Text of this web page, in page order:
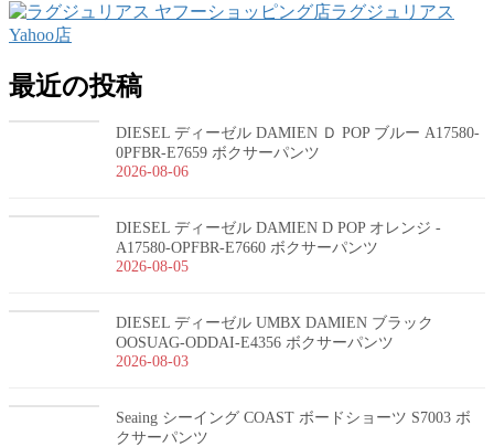
ラグジュリアス
Yahoo店
最近の投稿
DIESEL ディーゼル DAMIEN Ｄ POP ブルー A17580-
0PFBR-E7659 ボクサーパンツ
2026-08-06
DIESEL ディーゼル DAMIEN D POP オレンジ -
A17580-OPFBR-E7660 ボクサーパンツ
2026-08-05
DIESEL ディーゼル UMBX DAMIEN ブラック
OOSUAG-ODDAI-E4356 ボクサーパンツ
2026-08-03
Seaing シーイング COAST ボードショーツ S7003 ボ
クサーパンツ